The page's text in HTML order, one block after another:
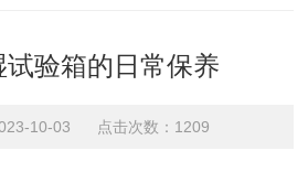
验箱的日常保养
10-03 点击次数：1209